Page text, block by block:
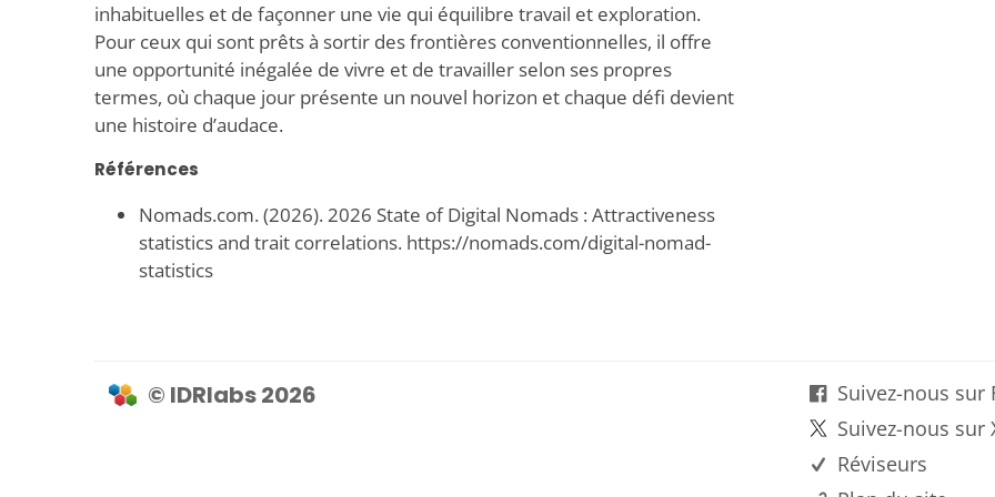
inhabituelles et de façonner une vie qui équilibre travail et exploration.
Pour ceux qui sont prêts à sortir des frontières conventionnelles, il offre
une opportunité inégalée de vivre et de travailler selon ses propres
termes, où chaque jour présente un nouvel horizon et chaque défi devient
une histoire d’audace.
Références
Nomads.com. (2026). 2026 State of Digital Nomads : Attractiveness
statistics and trait correlations. https://nomads.com/digital-nomad-
statistics
© IDRlabs 2026
Suivez-nous sur
Suivez-nous sur
Réviseurs